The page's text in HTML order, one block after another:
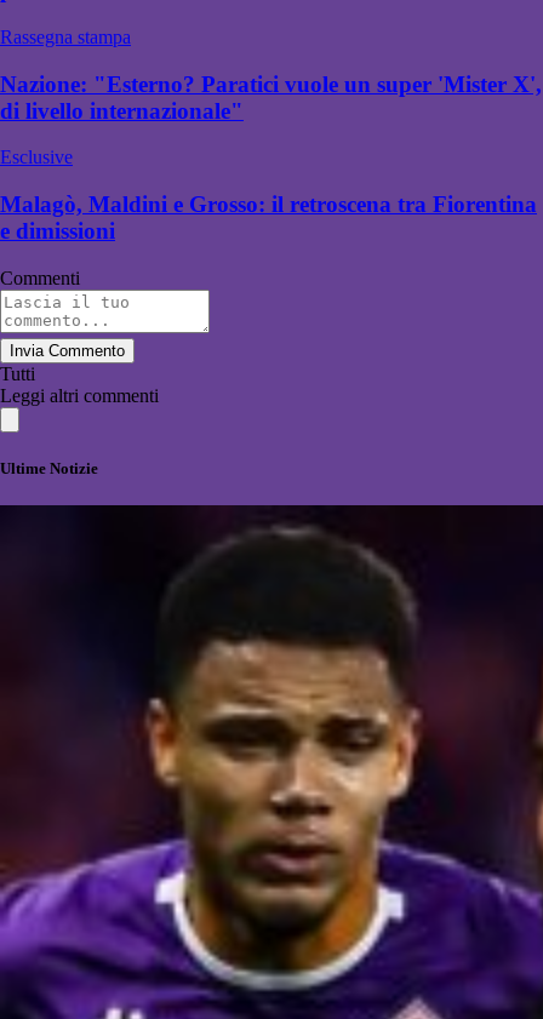
Rassegna stampa
Nazione: "Esterno? Paratici vuole un super 'Mister X',
di livello internazionale"
Esclusive
Malagò, Maldini e Grosso: il retroscena tra Fiorentina
e dimissioni
Commenti
Invia Commento
Tutti
Leggi altri commenti
Ultime Notizie